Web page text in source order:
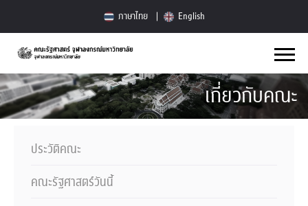
ภาษาไทย English
เกี่ยวกับคณะ
ประวัติคณะ
คณะรัฐศาสตร์วันนี้